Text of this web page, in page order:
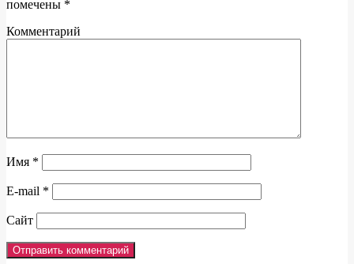
помечены *
Комментарий
Имя *
E-mail *
Сайт